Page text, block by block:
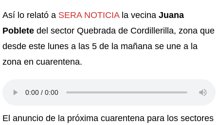
Así lo relató a SERA NOTICIAla vecina Juana
Poblete del sector Quebrada de Cordillerilla, zona que
desde este lunes a las 5 de la mañana se une a la
zona en cuarentena.
El anuncio de la próxima cuarentena para los sectores